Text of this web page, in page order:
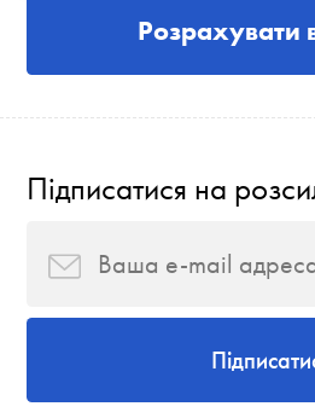
Розрахувати
Підписатися на